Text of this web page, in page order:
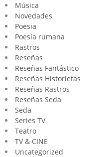
Música
Novedades
Poesia
Poesía rumana
Rastros
Reseñas
Reseñas Fantástico
Reseñas Historietas
Reseñas Rastros
Reseñas Seda
Seda
Series TV
Teatro
TV & CINE
Uncategorized